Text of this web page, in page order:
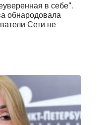
в себе”.
обнародовала
Сети не